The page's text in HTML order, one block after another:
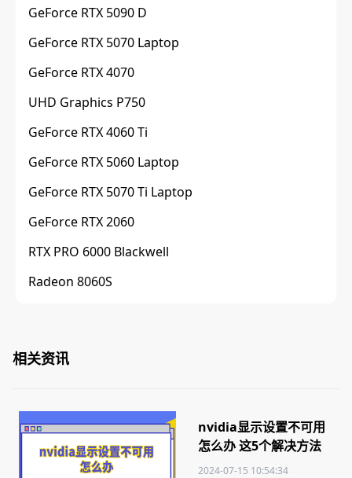
GeForce RTX 5090 D
GeForce RTX 5070 Laptop
GeForce RTX 4070
UHD Graphics P750
GeForce RTX 4060 Ti
GeForce RTX 5060 Laptop
GeForce RTX 5070 Ti Laptop
GeForce RTX 2060
RTX PRO 6000 Blackwell
Radeon 8060S
相关资讯
nvidia显示设置不可用
怎么办 这5个解决方法
你需要知道
2024-07-15 10:54:34